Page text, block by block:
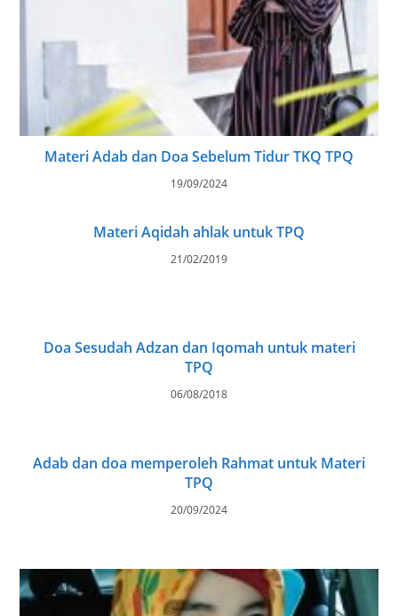
Materi Adab dan Doa Sebelum Tidur TKQ TPQ
19/09/2024
Materi Aqidah ahlak untuk TPQ
21/02/2019
Doa Sesudah Adzan dan Iqomah untuk materi
TPQ
06/08/2018
Adab dan doa memperoleh Rahmat untuk Materi
TPQ
20/09/2024